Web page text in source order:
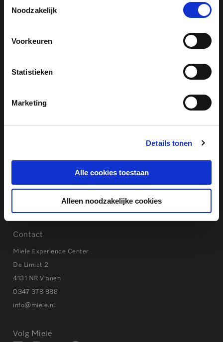
Noodzakelijk
Voorkeuren
Statistieken
Marketing
Details tonen
Alle cookies toestaan
Alleen noodzakelijke cookies
Wasmachines
Miele support
Tips bij storingen
Contact
Miele Experience Center
De Limiet 2
4131 NR Vianen
0347 378 888
info@miele.nl
Volg Miele